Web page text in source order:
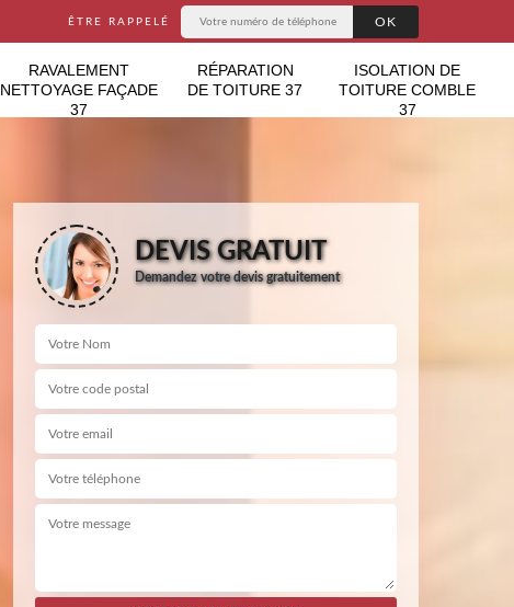
ÊTRE RAPPELÉ
RAVALEMENT
NETTOYAGE FAÇADE
37
RÉPARATION
DE TOITURE 37
ISOLATION DE
TOITURE COMBLE
37
DEVIS GRATUIT
Demandez votre devis gratuitement